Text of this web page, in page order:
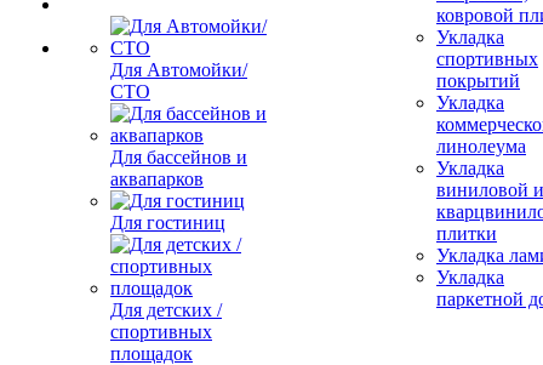
Для Автомойки/
СТО
Для бассейнов и
аквапарков
Для гостиниц
Для детских /
спортивных
площадок
ковровой
Укладка
спортивных
покрытий
Укладка
линолеума
Укладка
виниловой и
плитки
Укладка
Укладка
паркетной